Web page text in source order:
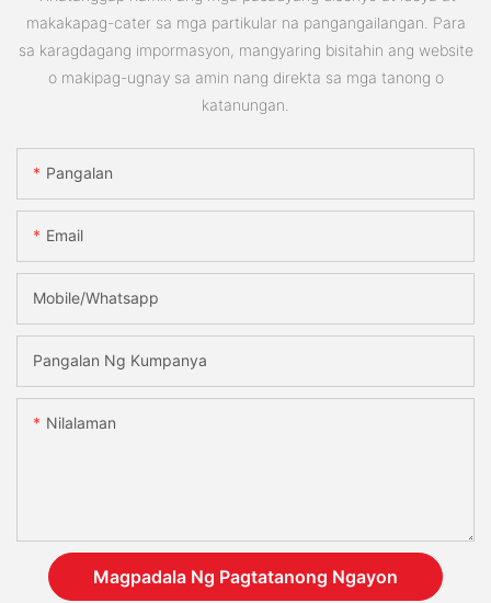
makakapag-cater sa mga partikular na pangangailangan. Para
sa karagdagang impormasyon, mangyaring bisitahin ang website
o makipag-ugnay sa amin nang direkta sa mga tanong o
katanungan.
Pangalan
Email
Mobile/Whatsapp
Pangalan Ng Kumpanya
Nilalaman
Magpadala Ng Pagtatanong Ngayon